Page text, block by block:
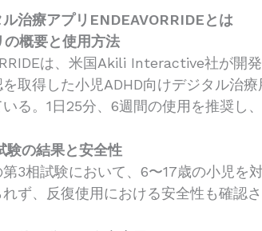
ル治療アプリENDEAVORRIDEとは
概要と使用方法
は、米国Akili Interactive社が開
取得した小児ADHD向けデジタル治
る。1日25分、6週間の使用を推奨し
験の結果と安全性
第3相試験において、6〜17歳の小児
ず、反復使用における安全性も確認さ